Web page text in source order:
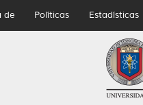
de Políticas Estadísticas